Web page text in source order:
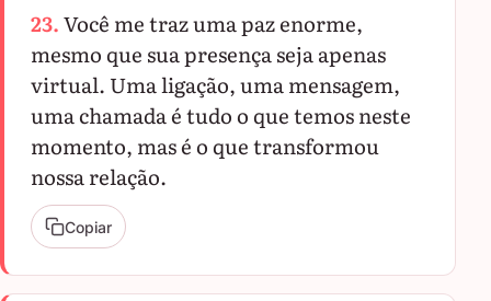
23.Você me traz uma paz enorme,
mesmo que sua presença seja apenas
virtual. Uma ligação, uma mensagem,
uma chamada é tudo o que temos neste
momento, mas é o que transformou
nossa relação.
Copiar